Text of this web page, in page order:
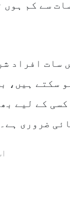
سے کم
سات افراد
سکتے ہیں،
کے لیے
ضروری ہے۔